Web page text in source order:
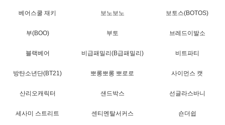
베어스쿨 재키 보노보노 보토스(BOTOS)
부(BOO) 부토 브레드이발소
블랙베어 비급패밀리(B급패밀리) 비트파티
방탄소년단(BT21) 뽀롱뽀롱 뽀로로 사이먼스 캣
산리오캐릭터 샌드박스 선글라스바니
세사미 스트리트 센티멘탈서커스 숀더쉽